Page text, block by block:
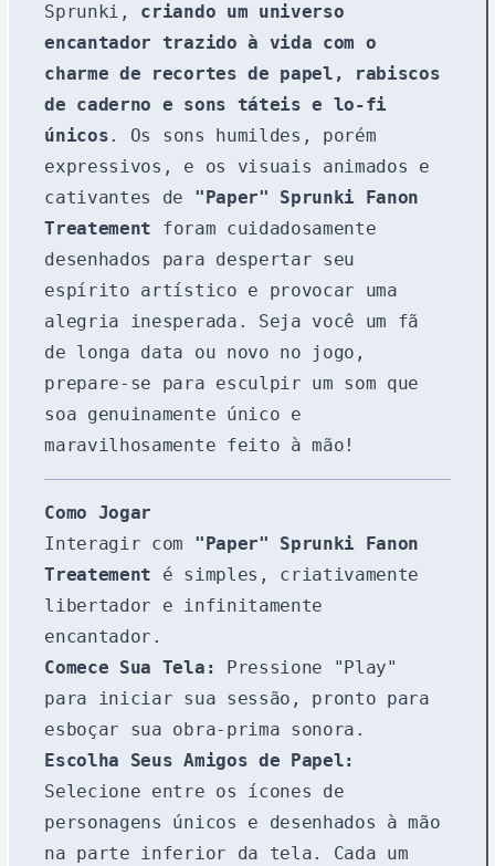
Sprunki, criando um universo
encantador trazido à vida com o
charme de recortes de papel, rabiscos
de caderno e sons táteis e lo-fi
únicos. Os sons humildes, porém
expressivos, e os visuais animados e
cativantes de "Paper" Sprunki Fanon
Treatement foram cuidadosamente
desenhados para despertar seu
espírito artístico e provocar uma
alegria inesperada. Seja você um fã
de longa data ou novo no jogo,
prepare-se para esculpir um som que
soa genuinamente único e
maravilhosamente feito à mão!
Como Jogar
Interagir com "Paper" Sprunki Fanon
Treatement é simples, criativamente
libertador e infinitamente
encantador.
Comece Sua Tela:
Pressione "Play"
para iniciar sua sessão, pronto para
esboçar sua obra-prima sonora.
Escolha Seus Amigos de Papel:
Selecione entre os ícones de
personagens únicos e desenhados à mão
na parte inferior da tela. Cada um